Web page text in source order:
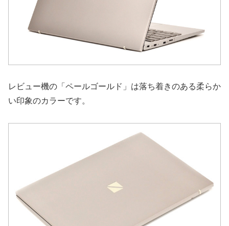
レビュー機の「ペールゴールド」は落ち着きのある柔らか
い印象のカラーです。